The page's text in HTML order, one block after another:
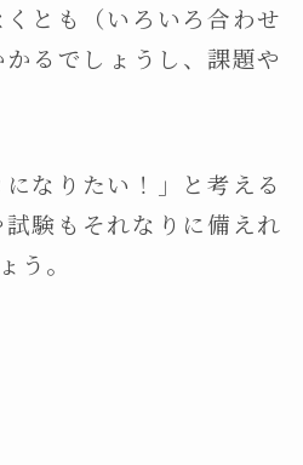
とも（いろいろ合わせ
るでしょうし、課題や
なりたい！」と考える
験もそれなりに備えれ
う。